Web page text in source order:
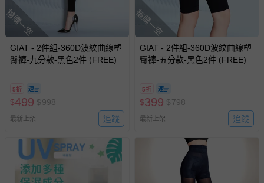
搶購一空
GIAT - 2件組-360D波紋曲線塑
臀褲-九分款-黑色2件 (FREE)
5折
$499 $998
最新上架 追蹤
搶購一空
GIAT - 2件組-360D波紋曲線塑
臀褲-五分款-黑色2件 (FREE)
5折
$399 $798
最新上架 追蹤